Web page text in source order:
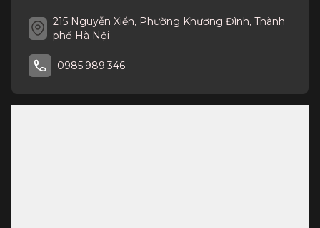
215 Nguyễn Xiển, Phường Khương Đình, Thành
phố Hà Nội
0985.989.346